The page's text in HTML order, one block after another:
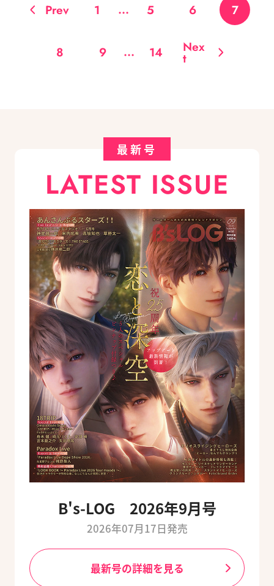
Prev 1 ... 5 6 7
8 9 ... 14 Nex
t
最新号
LATEST ISSUE
B's-LOG 2026年9月号
2026年07月17日発売
最新号の詳細を見る